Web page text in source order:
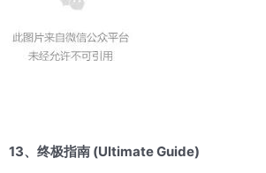
13、终极指南 (Ultimate Guide)